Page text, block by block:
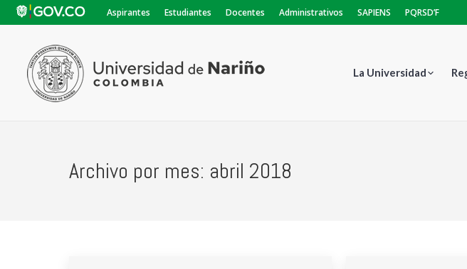
Aspirantes Estudiantes Docentes Administrativos SAPIENS PQRSD’F
La Universidad
Archivo por mes: abril 2018